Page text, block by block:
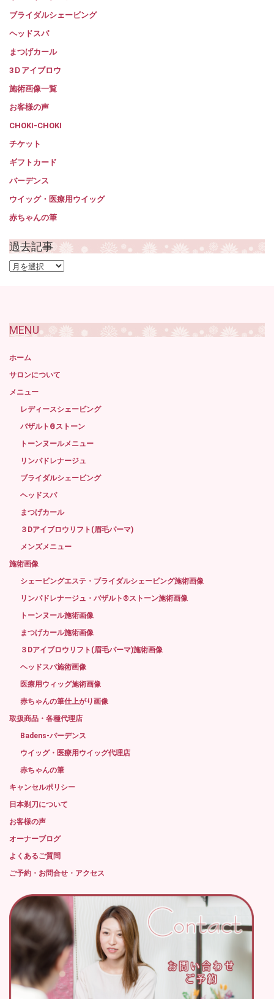
ブライダルシェービング
ヘッドスパ
まつげカール
3Ｄアイブロウ
施術画像一覧
お客様の声
CHOKI-CHOKI
チケット
ギフトカード
バーデンス
ウイッグ・医療用ウイッグ
赤ちゃんの筆
過去記事
過
MENU
ホーム
サロンについて
メニュー
レディースシェービング
バザルト®ストーン
トーンヌールメニュー
リンパドレナージュ
ブライダルシェービング
ヘッドスパ
まつげカール
３Dアイブロウリフト(眉毛パーマ)
メンズメニュー
施術画像
シェービングエステ・ブライダルシェービング施術画像
リンパドレナージュ・バザルト®ストーン施術画像
トーンヌール施術画像
まつげカール施術画像
３Dアイブロウリフト(眉毛パーマ)施術画像
ヘッドスパ施術画像
医療用ウィッグ施術画像
赤ちゃんの筆仕上がり画像
取扱商品・各種代理店
Badens-バーデンス
ウイッグ・医療用ウイッグ代理店
赤ちゃんの筆
キャンセルポリシー
日本剃刀について
お客様の声
オーナーブログ
よくあるご質問
ご予約・お問合せ・アクセス